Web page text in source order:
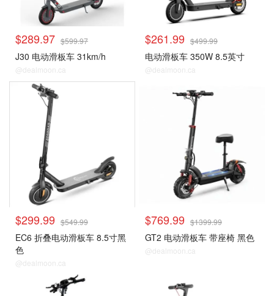
$289.97 $599.97
J30 电动滑板车 31km/h
@dealmoon.ca
$261.99 $499.99
电动滑板车 350W 8.5英寸
@dealmoon.ca
$299.99 $549.99
EC6 折叠电动滑板车 8.5寸黑
色
@dealmoon.ca
$769.99 $1399.99
GT2 电动滑板车 带座椅 黑色
@dealmoon.ca